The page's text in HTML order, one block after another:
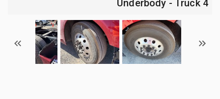
4 Underbody - Truck